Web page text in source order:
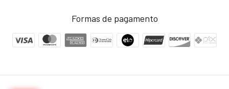
Formas de pagamento